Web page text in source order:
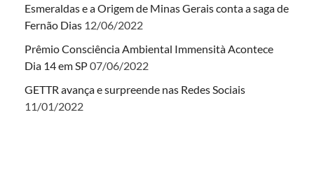
Esmeraldas e a Origem de Minas Gerais conta a saga de
Fernão Dias 12/06/2022
Prêmio Consciência Ambiental Immensità Acontece
Dia 14 em SP07/06/2022
GETTR avança e surpreende nas Redes Sociais
11/01/2022